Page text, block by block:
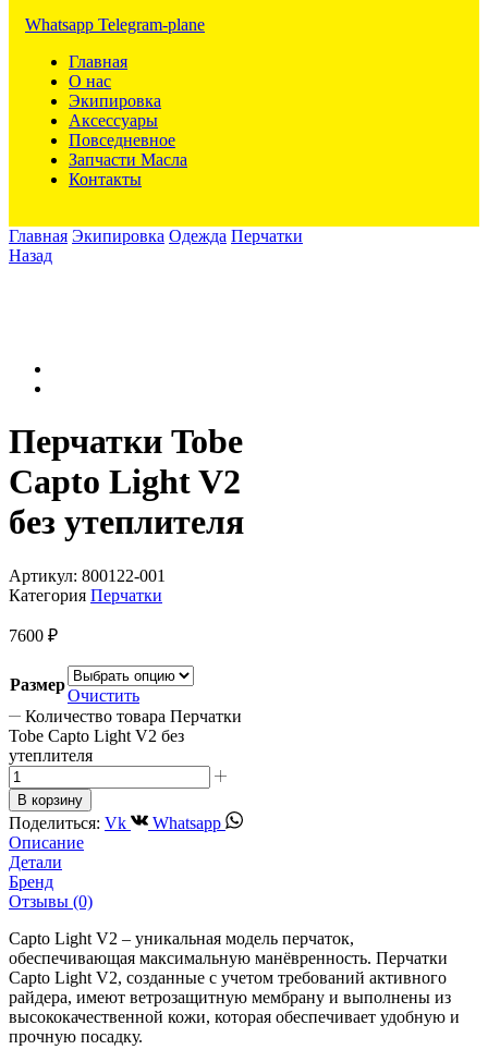
Whatsapp Telegram-plane
Главная
О нас
Экипировка
Аксессуары
Повседневное
Запчасти Масла
Контакты
Главная Экипировка Одежда Перчатки
Назад
Перчатки Tobe
Capto Light V2
без утеплителя
Артикул: 800122-001
Категория Перчатки
7600 ₽
Размер
Очистить
Количество товара Перчатки
Tobe Capto Light V2 без
утеплителя
В корзину
Поделиться: Vk
Whatsapp
Описание
Детали
Бренд
Отзывы (0)
Capto Light V2 – уникальная модель перчаток,
обеспечивающая максимальную манёвренность. Перчатки
Capto Light V2, созданные с учетом требований активного
райдера, имеют ветрозащитную мембрану и выполнены из
высококачественной кожи, которая обеспечивает удобную и
прочную посадку.